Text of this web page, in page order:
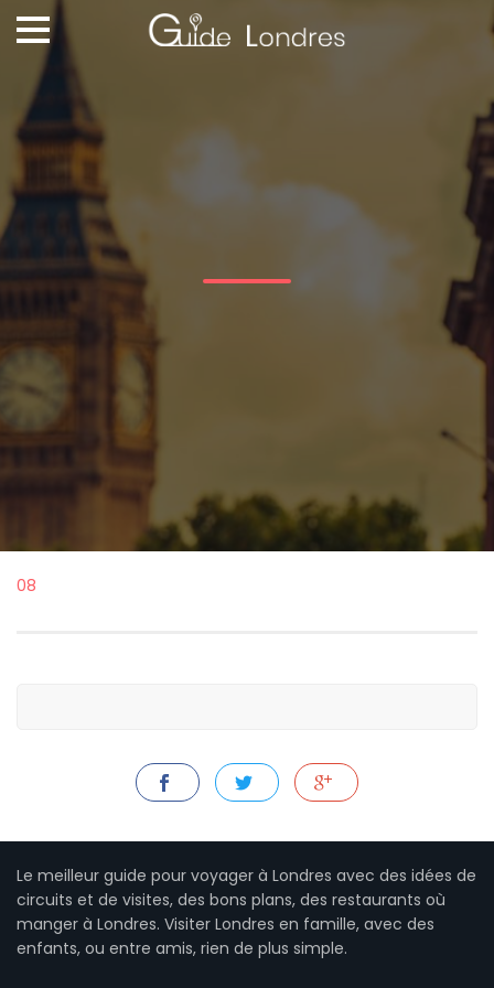
08
Le meilleur guide pour voyager à Londres avec des idées de
circuits et de visites, des bons plans, des restaurants où
manger à Londres. Visiter Londres en famille, avec des
enfants, ou entre amis, rien de plus simple.